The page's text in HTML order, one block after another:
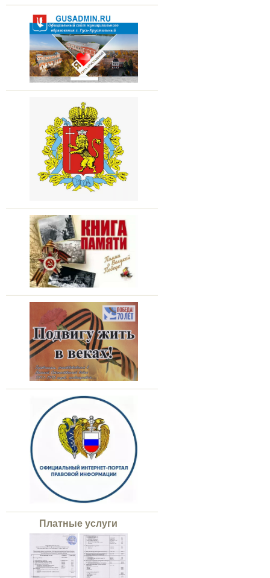
Платные услуги